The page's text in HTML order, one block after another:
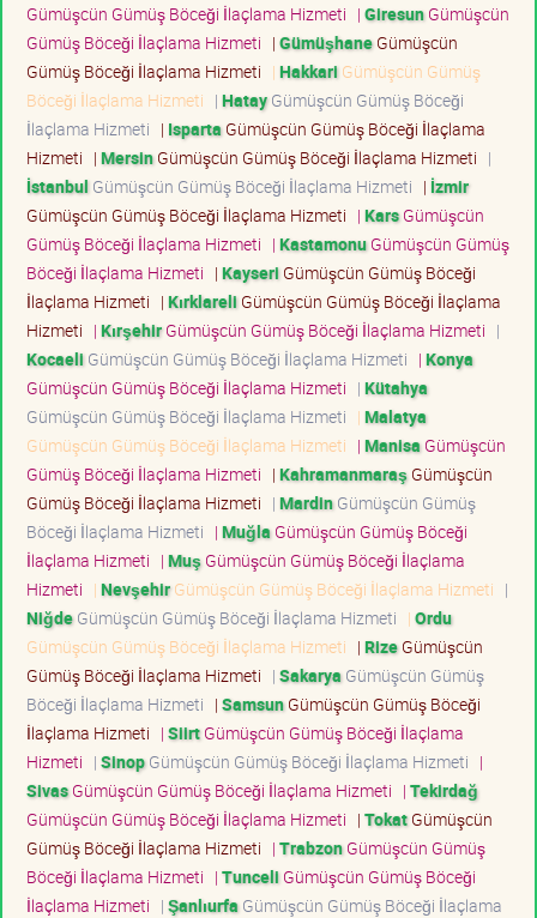
Gümüşcün Gümüş Böceği İlaçlama Hizmeti | GiresunGümüşcün
Gümüş Böceği İlaçlama Hizmeti | GümüşhaneGümüşcün
Gümüş Böceği İlaçlama Hizmeti | Hakkari Gümüşcün Gümüş
Böceği İlaçlama Hizmeti | HatayGümüşcün Gümüş Böceği
İlaçlama Hizmeti | Isparta Gümüşcün Gümüş Böceği İlaçlama
Hizmeti | MersinGümüşcün Gümüş Böceği İlaçlama Hizmeti |
İstanbul Gümüşcün Gümüş Böceği İlaçlama Hizmeti | İzmir
Gümüşcün Gümüş Böceği İlaçlama Hizmeti | KarsGümüşcün
Gümüş Böceği İlaçlama Hizmeti | KastamonuGümüşcün Gümüş
Böceği İlaçlama Hizmeti | Kayseri Gümüşcün Gümüş Böceği
İlaçlama Hizmeti | Kırklareli Gümüşcün Gümüş Böceği İlaçlama
Hizmeti | KırşehirGümüşcün Gümüş Böceği İlaçlama Hizmeti |
Kocaeli Gümüşcün Gümüş Böceği İlaçlama Hizmeti | Konya
Gümüşcün Gümüş Böceği İlaçlama Hizmeti | Kütahya
Gümüşcün Gümüş Böceği İlaçlama Hizmeti | Malatya
Gümüşcün Gümüş Böceği İlaçlama Hizmeti | Manisa Gümüşcün
Gümüş Böceği İlaçlama Hizmeti | Kahramanmaraş Gümüşcün
Gümüş Böceği İlaçlama Hizmeti | MardinGümüşcün Gümüş
Böceği İlaçlama Hizmeti | Muğla Gümüşcün Gümüş Böceği
İlaçlama Hizmeti | Muş Gümüşcün Gümüş Böceği İlaçlama
Hizmeti | NevşehirGümüşcün Gümüş Böceği İlaçlama Hizmeti |
NiğdeGümüşcün Gümüş Böceği İlaçlama Hizmeti | Ordu
Gümüşcün Gümüş Böceği İlaçlama Hizmeti | RizeGümüşcün
Gümüş Böceği İlaçlama Hizmeti | Sakarya Gümüşcün Gümüş
Böceği İlaçlama Hizmeti | SamsunGümüşcün Gümüş Böceği
İlaçlama Hizmeti | SiirtGümüşcün Gümüş Böceği İlaçlama
Hizmeti | SinopGümüşcün Gümüş Böceği İlaçlama Hizmeti |
SivasGümüşcün Gümüş Böceği İlaçlama Hizmeti | Tekirdağ
Gümüşcün Gümüş Böceği İlaçlama Hizmeti | TokatGümüşcün
Gümüş Böceği İlaçlama Hizmeti | TrabzonGümüşcün Gümüş
Böceği İlaçlama Hizmeti | Tunceli Gümüşcün Gümüş Böceği
İlaçlama Hizmeti | Şanlıurfa Gümüşcün Gümüş Böceği İlaçlama